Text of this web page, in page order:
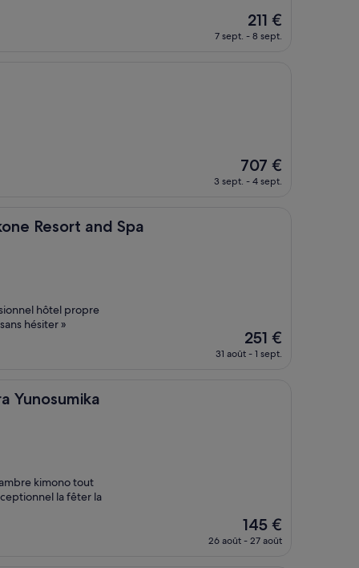
Le
nouveau
211 €
7 sept. - 8 sept.
Le
nouveau
707 €
3 sept. - 4 sept.
Resort and Spa
and Spa
hôtel propre
hésiter »
Le
nouveau
251 €
31 août - 1 sept.
Yunosumika
kimono tout
la fêter la
Le
nouveau
145 €
26 août - 27 août